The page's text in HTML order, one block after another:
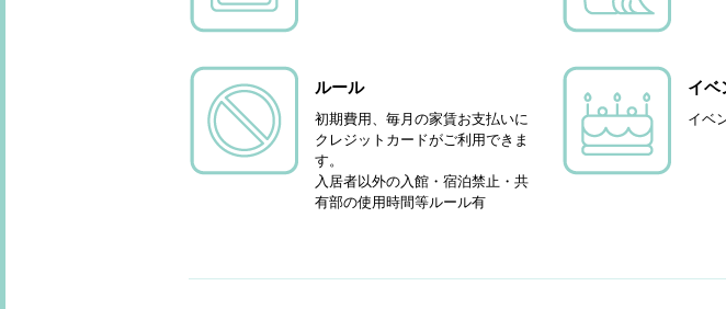
ルール
初期費用、毎月の家賃お支払いに
クレジットカードがご利用できま
す。
入居者以外の入館・宿泊禁止・共
有部の使用時間等ルール有
イベ
イベ